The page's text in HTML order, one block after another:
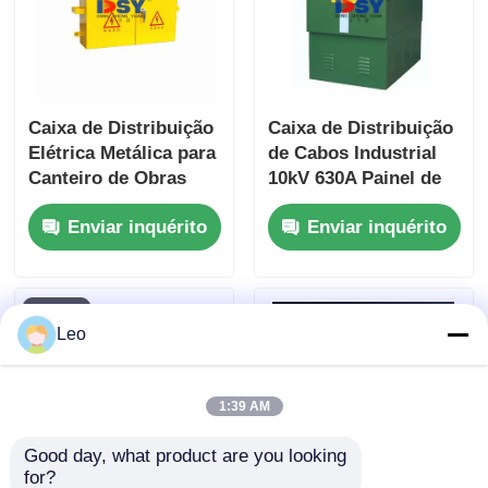
Dispositivos de comutação de média tensão
GIS - Aparelhagem Isolada a Gás
Aparelhagem de comutação com isolamento sólido
Chave Seccionadora em Anel
Caixa de Distribuição
Elétrica Metálica para
Canteiro de Obras
0,4kV Resistente às
Intempéries
Enviar inquérito
Caixa de Distribuição
de Cabos Industrial
10kV 630A Painel de
Distribuição de
Cabos IP30 Alta
Tensão
Enviar inquérito
Leo
1:39 AM
Good day, what product are you looking
for?